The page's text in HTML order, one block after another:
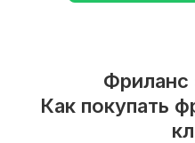
Фриланс
Как покупать